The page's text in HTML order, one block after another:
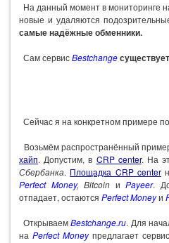
На данный момент в мониторинге
новые и удаляются
самые надёжные обменники.
Сам сервисBestchangeсуществует
Сейчас я на конкретном примере
Возьмём распространённый
хайп. Допустим, в CRP center. На
Сбербанка. Площадка CRP center
Perfect Money, Bitcoin иPayeer.
отпадает, остаются Perfect Moneyи
ОткрываемBestchange.ru. Для
наPerfect Moneyпредлагает